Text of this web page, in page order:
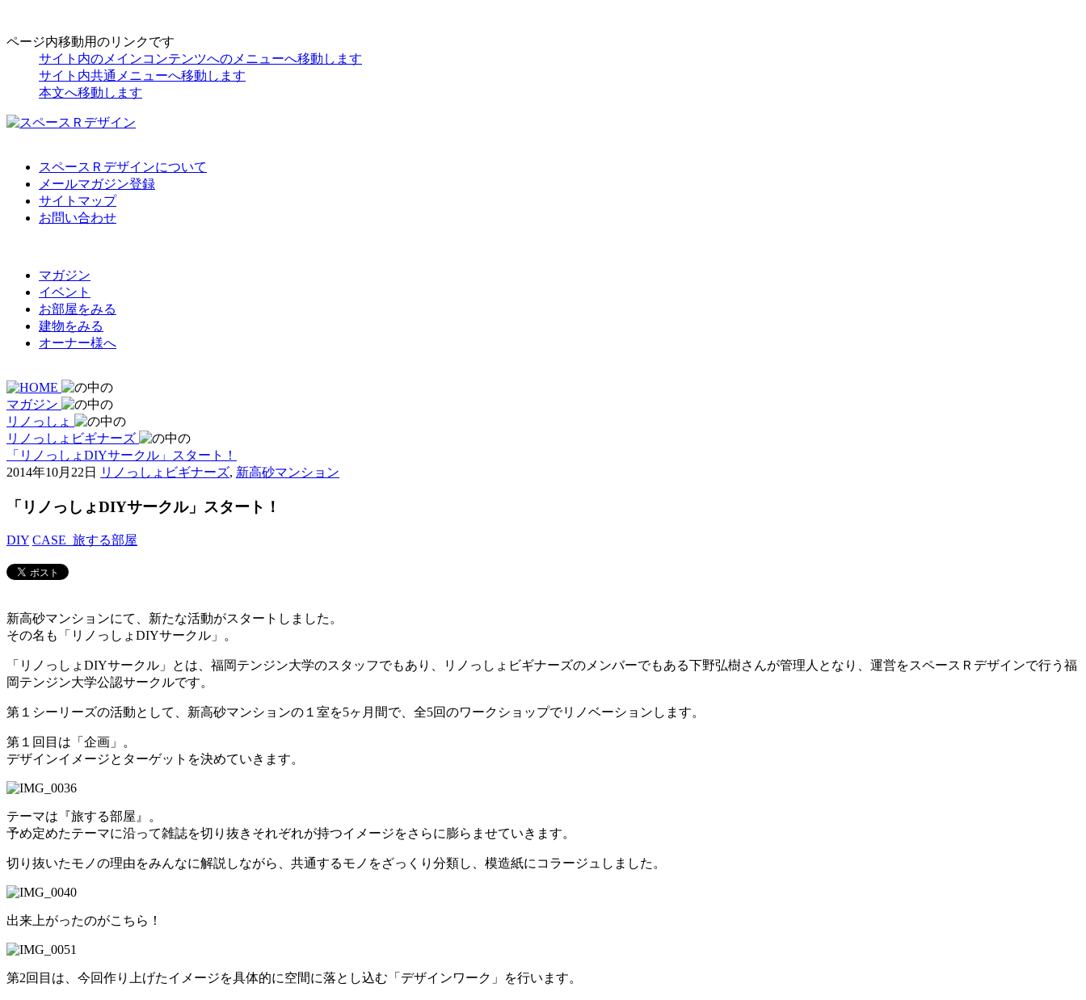
ページ内移動用のリンクです
サイト内のメインコンテンツへのメニューへ移動します
サイト内共通メニューへ移動します
本文へ移動します
スペースＲデザインについて
メールマガジン登録
サイトマップ
お問い合わせ
マガジン
イベント
お部屋をみる
建物をみる
オーナー様へ
マガジン
リノっしょ
リノっしょビギナーズ
「リノっしょDIYサークル」スタート！
2014年10月22日
リノっしょビギナーズ, 新高砂マンション
「リノっしょDIYサークル」スタート！
DIY CASE_旅する部屋
新高砂マンションにて、新たな活動がスタートしました。
その名も「リノっしょDIYサークル」。
「リノっしょDIYサークル」とは、福岡テンジン大学のスタッフでもあり、リノっしょビギナーズのメンバーでもある下野弘樹さんが管理人となり、運営をスペースＲデザインで行う福
岡テンジン大学公認サークルです。
第１シーリーズの活動として、新高砂マンションの１室を5ヶ月間で、全5回のワークショップでリノベーションします。
第１回目は「企画」。
デザインイメージとターゲットを決めていきます。
テーマは『旅する部屋』。
予め定めたテーマに沿って雑誌を切り抜きそれぞれが持つイメージをさらに膨らませていきます。
切り抜いたモノの理由をみんなに解説しながら、共通するモノをざっくり分類し、模造紙にコラージュしました。
出来上がったのがこちら！
第2回目は、今回作り上げたイメージを具体的に空間に落とし込む「デザインワーク」を行います。